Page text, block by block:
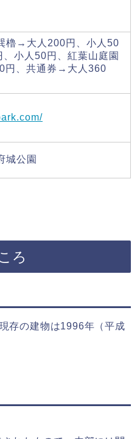
櫓→大人200円、小人50
小人50円、紅葉山庭園
円、共通券→大人360
城公園
ろ
存の建物は1996年（平成